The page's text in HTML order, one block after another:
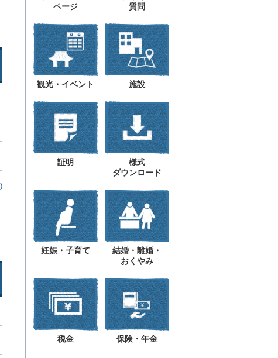
ページ
質問
観光・イベント 施設
証明
様式
ダウンロード
妊娠・子育て
結婚・離婚・
おくやみ
税金 保険・年金